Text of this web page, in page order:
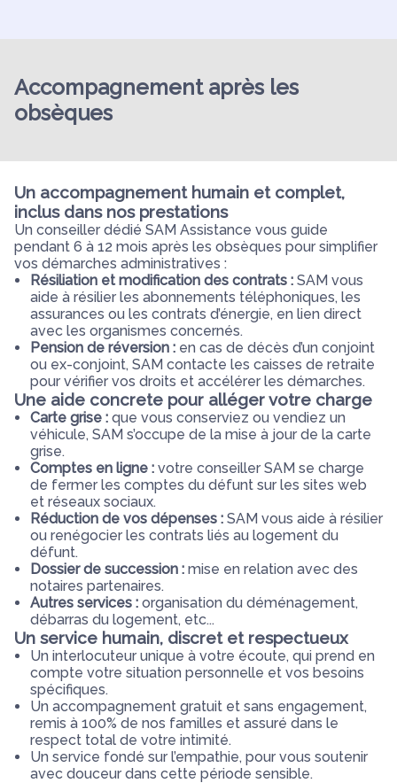
Accompagnement après les
obsèques
Un accompagnement humain et complet,
inclus dans nos prestations
Un conseiller dédié SAM Assistance vous guide
pendant 6 à 12 mois après les obsèques pour simplifier
vos démarches administratives :
Résiliation et modification des contrats : SAM vous
aide à résilier les abonnements téléphoniques, les
assurances ou les contrats d’énergie, en lien direct
avec les organismes concernés.
Pension de réversion : en cas de décès d’un conjoint
ou ex-conjoint, SAM contacte les caisses de retraite
pour vérifier vos droits et accélérer les démarches.
Une aide concrete pour alléger votre charge
Carte grise : que vous conserviez ou vendiez un
véhicule, SAM s’occupe de la mise à jour de la carte
grise.
Comptes en ligne : votre conseiller SAM se charge
de fermer les comptes du défunt sur les sites web
et réseaux sociaux.
Réduction de vos dépenses : SAM vous aide à résilier
ou renégocier les contrats liés au logement du
défunt.
Dossier de succession : mise en relation avec des
notaires partenaires.
Autres services : organisation du déménagement,
débarras du logement, etc...
Un service humain, discret et respectueux
Un interlocuteur unique à votre écoute, qui prend en
compte votre situation personnelle et vos besoins
spécifiques.
Un accompagnement gratuit et sans engagement,
remis à 100% de nos familles et assuré dans le
respect total de votre intimité.
Un service fondé sur l’empathie, pour vous soutenir
avec douceur dans cette période sensible.